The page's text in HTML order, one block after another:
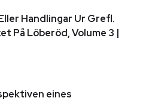
Handlingar Ur Grefl.
På Löberöd, Volume 3 |
eines